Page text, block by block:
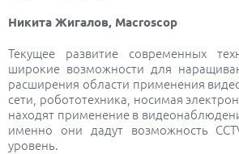
Никита Жигалов, Macroscop
Текущее развитие современных
широкие возможности для
расширения области применения
сети, робототехника, носимая
находят применение в
именно они дадут возможность
уровень.